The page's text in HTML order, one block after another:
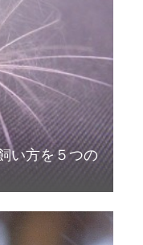
い方を５つの